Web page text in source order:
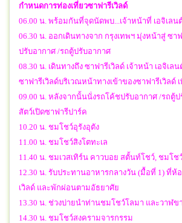
กำหนดการท่องเที่ยวซาฟารีเวิลด์
06.00 น. พร้อมกันที่จุดนัดพบ...เจ้าหน้าที่ เอจิเลน
06.30 น. ออกเดินทางจาก กรุงเทพฯ มุ่งหน้าสู่ ซา
ปรับอากาศ /รถตู้ปรับอากาศ
08.30 น. เดินทางถึง ซาฟารีเวิลด์ เจ้าหน้า เอจิเล
ซาฟารีเวิลด์บริเวณหน้าทางเข้าของซาฟารีเวิลด์
09.00 น. หลังจากนั้นนั่งรถโค้ชปรับอากาศ /รถตู้
สัตว์เปิดซาฟารีปาร์ค
10.20 น. ชมโชว์อุรังอุตัง
11.00 น. ชมโชว์สิงโตทะเล
11.40 น. ชมเวสเทิร์น คาวบอย สตั้นท์โชว์, ชมโช
12.30 น. รับประทานอาหารกลางวัน (มื้อที่ 1) ที่ห้
เวิลด์ และพักผ่อนตามอัธยาศัย
13.30 น. ช่วงบ่ายนำท่านชมโชว์โลมา และวาฬข
14.30 น. ชมโชว์สงครามจารกรรม